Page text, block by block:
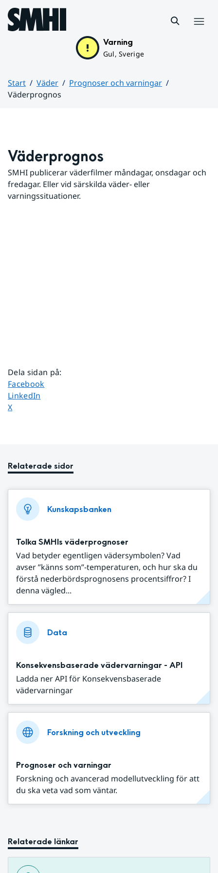
Hoppa till sidans innehåll
Varning
Gul, Sverige
Start Väder
Prognoser och varningar
Väderprognos
Väderprognos
SMHI publicerar väderfilmer måndagar, onsdagar och
fredagar. Eller vid särskilda väder- eller
varningssituationer.
Dela sidan på:
Dela sidan på
Facebook
Dela sidan på
LinkedIn
Dela sidan på
X
Relaterade sidor
Kunskapsbanken
Tolka SMHIs väderprognoser
Vad betyder egentligen vädersymbolen? Vad
avser ”känns som”-temperaturen, och hur ska du
förstå nederbördsprognosens procentsiffror? I
denna vägled...
Data
Konsekvensbaserade vädervarningar - API
Ladda ner API för Konsekvensbaserade
vädervarningar
Forskning och utveckling
Prognoser och varningar
Forskning och avancerad modellutveckling för att
du ska veta vad som väntar.
Relaterade länkar